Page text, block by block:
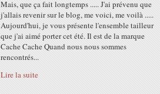
Mais, que ça fait longtemps ..... J'ai prévenu que
j'allais revenir sur le blog, me voici, me voilà .....
Aujourd'hui, je vous présente l'ensemble tailleur
que j'ai aimé porter cet été. Il est de la marque
Cache Cache Quand nous nous sommes
rencontrés...
Lire la suite